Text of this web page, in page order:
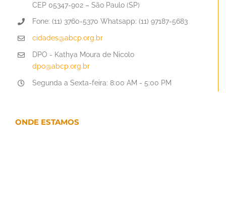
CEP 05347-902 – São Paulo (SP)
Fone: (11) 3760-5370 Whatsapp: (11) 97187-5683
cidades@abcp.org.br
DPO - Kathya Moura de Nicolo
dpo@abcp.org.br
Segunda a Sexta-feira: 8:00 AM - 5:00 PM
ONDE ESTAMOS